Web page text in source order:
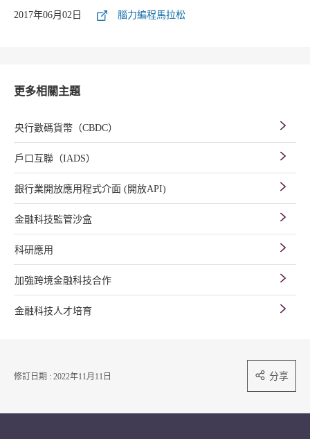
2017年06月02日 腦力編程馬拉松
更多相關主題
央行數碼貨幣（CBDC）
戶口互聯（IADS）
銀行業開放應用程式介面 (開放API)
金融科技監管沙盒
科研應用
加強跨境金融科技合作
金融科技人才培育
修訂日期 : 2022年11月11日 分享